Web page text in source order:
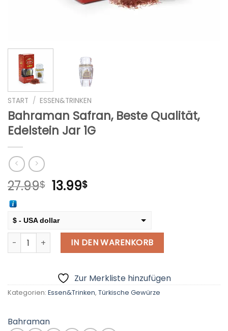
START / ESSEN&TRINKEN
Bahraman Safran, Beste Qualität,
Edelstein Jar 1G
27.99$ Ursprünglicher
27.99$
13.99$Aktueller
$ - USA dollar
€ - European Euro
Bahraman Safran, Beste Qualität, Edelstein Jar 1G Menge
IN DEN WARENKORB
Zur Merkliste hinzufügen
Kategorien: Essen&Trinken, Türkische Gewürze
Bahraman